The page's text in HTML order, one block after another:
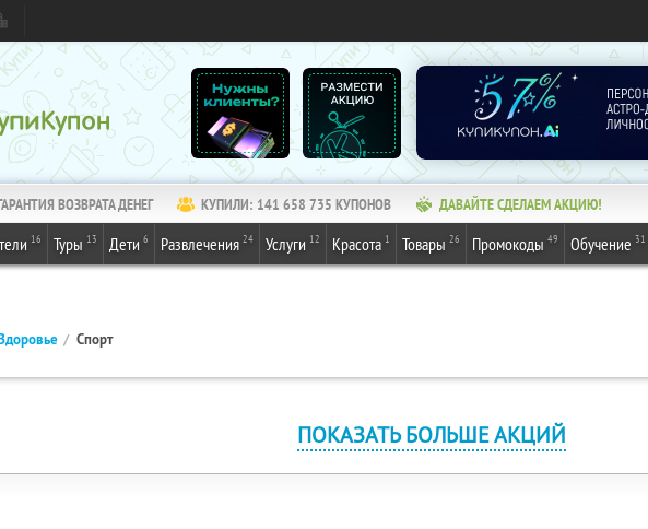
ВОЗВРАТА ДЕНЕГ КУПИЛИ: 141 658 735 КУПОНОВ ДАВАЙТЕ СДЕЛАЕМ АКЦИЮ!
16 Туры 13 Дети 6 Развлечения 24 Услуги 12 Красота 1 Товары 26 Промокоды 49 Обучение 31
Спорт
ПОКАЗАТЬ БОЛЬШЕ АКЦИЙ